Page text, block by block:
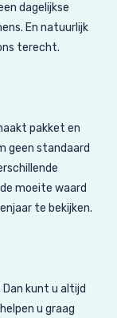
dagelijkse
En natuurlijk
terecht.
pakket en
geen standaard
moeite waard
te bekijken.
kunt u altijd
u graag